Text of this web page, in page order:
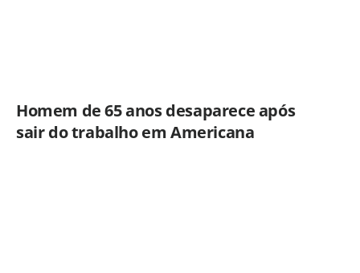
Homem de 65 anos desaparece após
sair do trabalho em Americana